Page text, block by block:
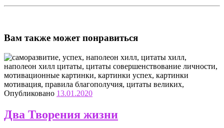
Вам также может понравиться
Опубликовано 13.01.2020
Два Творения жизни